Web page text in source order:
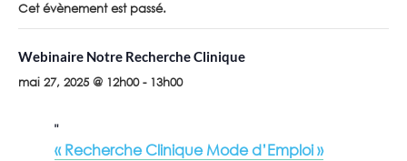
Cet évènement est passé.
Webinaire Notre Recherche Clinique
mai 27, 2025 @ 12h00- 13h00
« Recherche Clinique Mode d’Emploi »